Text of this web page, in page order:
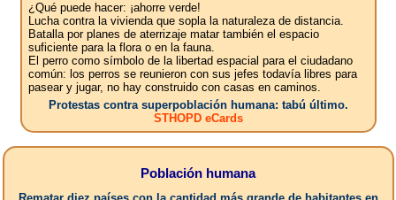
¿Qué puede hacer: ¡ahorre verde!
Lucha contra la vivienda que sopla la naturaleza de distancia.
Batalla por planes de aterrizaje matar también el espacio
suficiente para la flora o en la fauna.
El perro como símbolo de la libertad espacial para el ciudadano
común: los perros se reunieron con sus jefes todavía libres para
pasear y jugar, no hay construido con casas en caminos.
Protestas contra superpoblación humana: tabú último.
STHOPD eCards
Población humana